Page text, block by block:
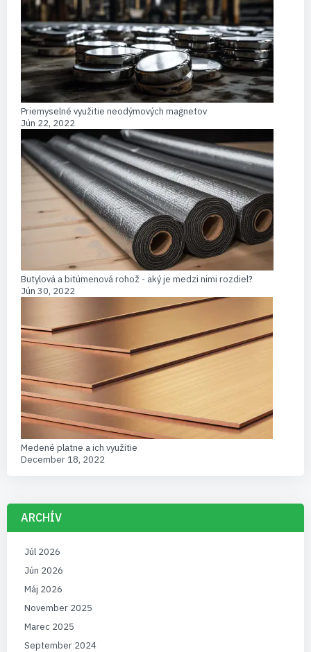
Priemyselné využitie neodýmových magnetov
Jún 22, 2022
Butylová a bitúmenová rohož - aký je medzi nimi rozdiel?
Jún 30, 2022
Medené platne a ich využitie
December 18, 2022
ARCHÍV
Júl 2026
Jún 2026
Máj 2026
November 2025
Marec 2025
September 2024